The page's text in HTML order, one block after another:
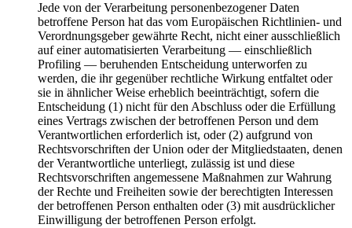
Jede von der Verarbeitung personenbezogener Daten
betroffene Person hat das vom Europäischen Richtlinien- und
Verordnungsgeber gewährte Recht, nicht einer ausschließlich
auf einer automatisierten Verarbeitung — einschließlich
Profiling — beruhenden Entscheidung unterworfen zu
werden, die ihr gegenüber rechtliche Wirkung entfaltet oder
sie in ähnlicher Weise erheblich beeinträchtigt, sofern die
Entscheidung (1) nicht für den Abschluss oder die Erfüllung
eines Vertrags zwischen der betroffenen Person und dem
Verantwortlichen erforderlich ist, oder (2) aufgrund von
Rechtsvorschriften der Union oder der Mitgliedstaaten, denen
der Verantwortliche unterliegt, zulässig ist und diese
Rechtsvorschriften angemessene Maßnahmen zur Wahrung
der Rechte und Freiheiten sowie der berechtigten Interessen
der betroffenen Person enthalten oder (3) mit ausdrücklicher
Einwilligung der betroffenen Person erfolgt.